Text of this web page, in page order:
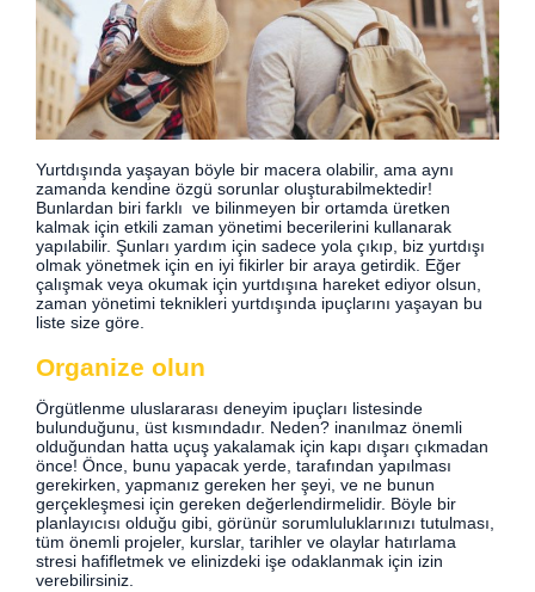
Yurtdışında yaşayan böyle bir macera olabilir, ama aynı
zamanda kendine özgü sorunlar oluşturabilmektedir!
Bunlardan biri farklı ve bilinmeyen bir ortamda üretken
kalmak için etkili zaman yönetimi becerilerini kullanarak
yapılabilir. Şunları yardım için sadece yola çıkıp, biz yurtdışı
olmak yönetmek için en iyi fikirler bir araya getirdik. Eğer
çalışmak veya okumak için yurtdışına hareket ediyor olsun,
zaman yönetimi teknikleri yurtdışında ipuçlarını yaşayan bu
liste size göre.
Organize olun
Örgütlenme uluslararası deneyim ipuçları listesinde
bulunduğunu, üst kısmındadır. Neden? inanılmaz önemli
olduğundan hatta uçuş yakalamak için kapı dışarı çıkmadan
önce! Önce, bunu yapacak yerde, tarafından yapılması
gerekirken, yapmanız gereken her şeyi, ve ne bunun
gerçekleşmesi için gereken değerlendirmelidir. Böyle bir
planlayıcısı olduğu gibi, görünür sorumluluklarınızı tutulması,
tüm önemli projeler, kurslar, tarihler ve olaylar hatırlama
stresi hafifletmek ve elinizdeki işe odaklanmak için izin
verebilirsiniz.